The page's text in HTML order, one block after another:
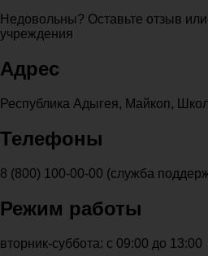
Недовольны? Оставьте отзыв
учреждения
Адрес
Республика Адыгея, Майкоп,
Телефоны
8 (800) 100-00-00 (служба
Режим работы
вторник-суббота: с 09:00 до 13:00